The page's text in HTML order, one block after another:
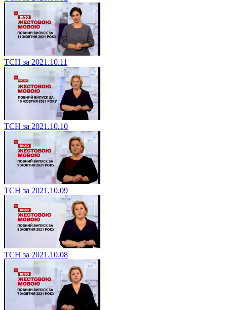
ТСН за 2021.10.11
ТСН за 2021.10.10
ТСН за 2021.10.09
ТСН за 2021.10.08